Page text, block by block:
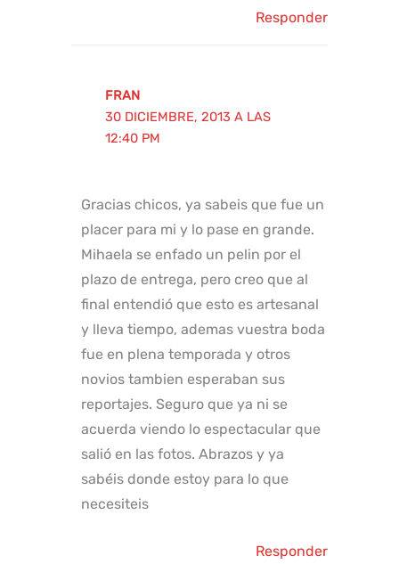
Responder
FRAN
30 DICIEMBRE, 2013 A LAS
12:40 PM
Gracias chicos, ya sabeis que fue un
placer para mi y lo pase en grande.
Mihaela se enfado un pelin por el
plazo de entrega, pero creo que al
final entendió que esto es artesanal
y lleva tiempo, ademas vuestra boda
fue en plena temporada y otros
novios tambien esperaban sus
reportajes. Seguro que ya ni se
acuerda viendo lo espectacular que
salió en las fotos. Abrazos y ya
sabéis donde estoy para lo que
necesiteis
Responder